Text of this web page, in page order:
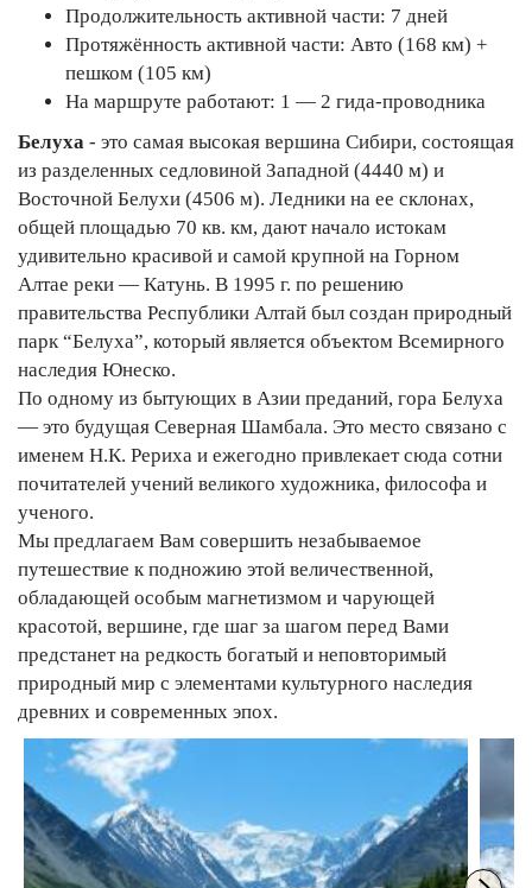
Продолжительность активной части: 7 дней
Протяжённость активной части: Авто (168 км) +
пешком (105 км)
На маршруте работают: 1 — 2 гида-проводника
Белуха - это самая высокая вершина Сибири, состоящая
из разделенных седловиной Западной (4440 м) и
Восточной Белухи (4506 м). Ледники на ее склонах,
общей площадью 70 кв. км, дают начало истокам
удивительно красивой и самой крупной на Горном
Алтае реки — Катунь. В 1995 г. по решению
правительства Республики Алтай был создан природный
парк “Белуха”, который является объектом Всемирного
наследия Юнеско.
По одному из бытующих в Азии преданий, гора Белуха
— это будущая Северная Шамбала. Это место связано с
именем Н.К. Рериха и ежегодно привлекает сюда сотни
почитателей учений великого художника, философа и
ученого.
Мы предлагаем Вам совершить незабываемое
путешествие к подножию этой величественной,
обладающей особым магнетизмом и чарующей
красотой, вершине, где шаг за шагом перед Вами
предстанет на редкость богатый и неповторимый
природный мир с элементами культурного наследия
древних и современных эпох.